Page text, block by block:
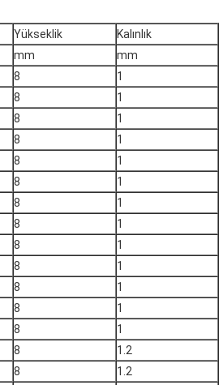
Yükseklik
Kalınlık
mm
mm
8
1
8
1
8
1
8
1
8
1
8
1
8
1
8
1
8
1
8
1
8
1
8
1
8
1
8
1.2
8
1.2